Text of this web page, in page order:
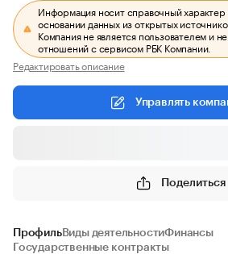
Информация носит справочный характер
основании данных из открытых
Компания не является пользователем и
отношений с сервисом РБК Компании.
Редактировать описание
Управлять
Поделиться
ПрофильВиды деятельностиФинансы
Государственные контракты